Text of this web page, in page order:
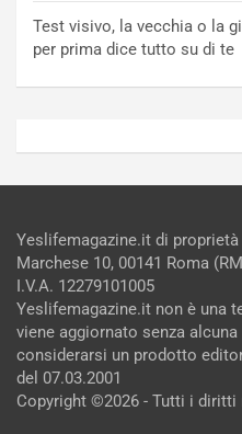
Test visivo, la vecchia o la
per prima dice tutto su di te
Yeslifemagazine.it di
Marchese 10, 00141 Roma
I.V.A. 12279101005
Yeslifemagazine.it non è una
viene aggiornato senza
considerarsi un prodotto
del 07.03.2001
Copyright ©2026 - Tutti i diritti